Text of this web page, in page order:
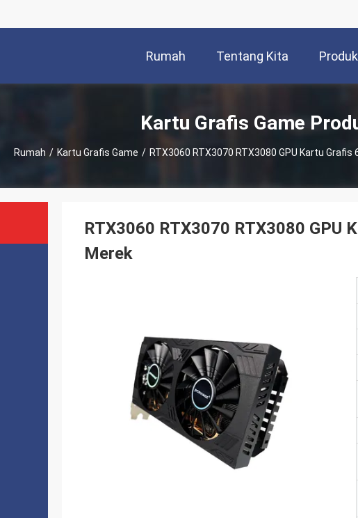
Rumah Tentang Kita Produk
Kartu Grafis Game
Rumah / Kartu Grafis Game / RTX3060 RTX3070 RTX3080 GPU Kartu Grafis
RTX3060 RTX3070 RTX3080 GPU
Merek